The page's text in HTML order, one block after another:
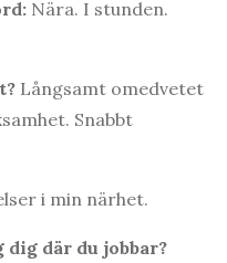
Nära. I stunden.
Långsamt omedvetet
Snabbt
i min närhet.
där du jobbar?